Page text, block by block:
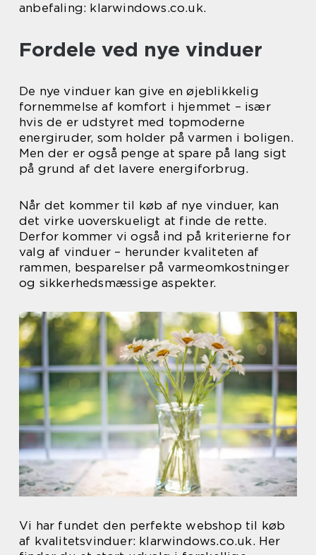
anbefaling: klarwindows.co.uk.
Fordele ved nye vinduer
De nye vinduer kan give en øjeblikkelig
fornemmelse af komfort i hjemmet – især
hvis de er udstyret med topmoderne
energiruder, som holder på varmen i boligen.
Men der er også penge at spare på lang sigt
på grund af det lavere energiforbrug.
Når det kommer til køb af nye vinduer, kan
det virke uoverskueligt at finde de rette.
Derfor kommer vi også ind på kriterierne for
valg af vinduer – herunder kvaliteten af
rammen, besparelser på varmeomkostninger
og sikkerhedsmæssige aspekter.
Vi har fundet den perfekte webshop til køb
af kvalitetsvinduer: klarwindows.co.uk. Her